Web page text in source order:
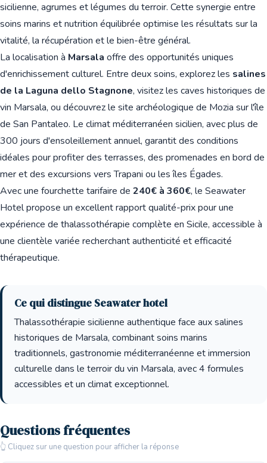
sicilienne, agrumes et légumes du terroir. Cette synergie entre
soins marins et nutrition équilibrée optimise les résultats sur la
vitalité, la récupération et le bien-être général.
La localisation à Marsala offre des opportunités uniques
d'enrichissement culturel. Entre deux soins, explorez les salines
de la Laguna dello Stagnone, visitez les caves historiques de
vin Marsala, ou découvrez le site archéologique de Mozia sur l'île
de San Pantaleo. Le climat méditerranéen sicilien, avec plus de
300 jours d'ensoleillement annuel, garantit des conditions
idéales pour profiter des terrasses, des promenades en bord de
mer et des excursions vers Trapani ou les îles Égades.
Avec une fourchette tarifaire de 240€ à 360€, le Seawater
Hotel propose un excellent rapport qualité-prix pour une
expérience de thalassothérapie complète en Sicile, accessible à
une clientèle variée recherchant authenticité et efficacité
thérapeutique.
Ce qui distingue Seawater hotel
Thalassothérapie sicilienne authentique face aux salines
historiques de Marsala, combinant soins marins
traditionnels, gastronomie méditerranéenne et immersion
culturelle dans le terroir du vin Marsala, avec 4 formules
accessibles et un climat exceptionnel.
Questions fréquentes
👆 Cliquez sur une question pour afficher la réponse